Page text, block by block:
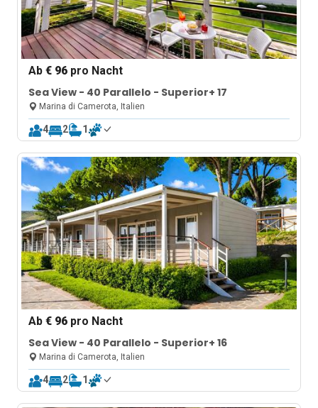
Ab€ 96 pro Nacht
Sea View - 40 Parallelo - Superior+ 17
Marina di Camerota, Italien
4 2 1
Ab€ 96 pro Nacht
Sea View - 40 Parallelo - Superior+ 16
Marina di Camerota, Italien
4 2 1